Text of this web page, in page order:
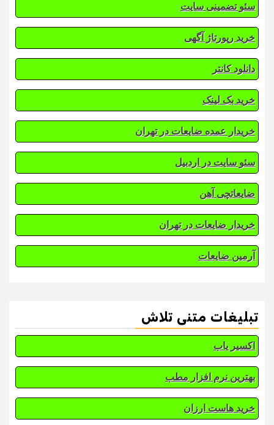
سئو تضمینی سایت
خرید رپورتاژ آگهی
دانلود کانتر
خرید بک لینک
خریدار عمده ضایعات در تهران
سئو سایت در اردبیل
ضایعاتچی آهن
خریدار ضایعات در تهران
آرمین ضایعات
تبلیغات متنی تلاش
اکسیر یاب
بهترین نرم افزار مطب
خرید هاست ارزان